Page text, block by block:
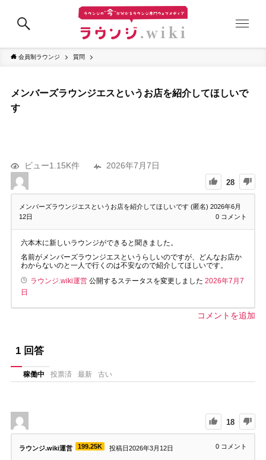
会員制ラウンジ 質問
メンバーズラウンジエスというお店を紹介してほしいで
す
ビュー1.15K件 2026年7月7日
28
メンバーズラウンジエスというお店を紹介してほしいです (匿名) 2026年6月
12日
0 コメント
六本木に新しいラウンジができると聞きました。
名前がメンバーズラウンジエスというらしいのですが、どんなお店か
わからないのと一人で行くのは不安なので紹介してほしいです。
ラウンジ.wiki運営公開するステータスを変更しました 2026年7月7
日
コメントを追加
1 回答
稼働中 投票済 最新 古い
18
ラウンジ.wiki運営 199.25K 投稿日2026年3月12日 0 コメント